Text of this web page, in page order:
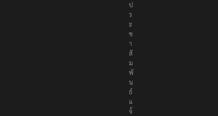
ป
ร
ะ
ช
า
สั
ม
พั
น
ธ์
แ
จ้